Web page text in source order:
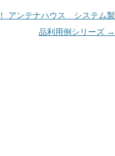
アンテナハウス システム製
品利用例シリーズ →